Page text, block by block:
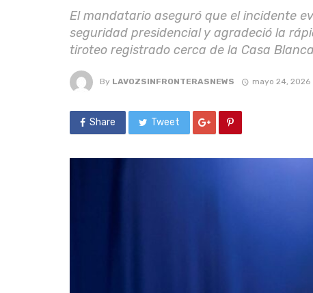
El mandatario aseguró que el incidente
seguridad presidencial y agradeció la
tiroteo registrado cerca de la Casa
By LAVOZSINFRONTERASNEWS mayo 24, 2026
Share Tweet